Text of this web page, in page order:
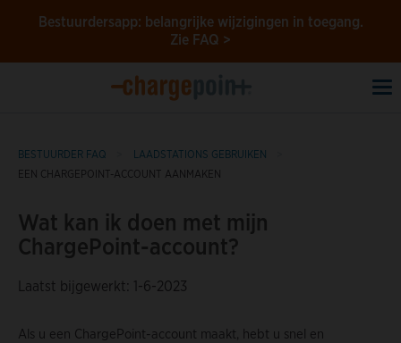
Bestuurdersapp: belangrijke wijzigingen in toegang.
Zie FAQ >
BESTUURDER FAQ
LAADSTATIONS GEBRUIKEN
EEN CHARGEPOINT-ACCOUNT AANMAKEN
Wat kan ik doen met mijn
ChargePoint-account?
Laatst bijgewerkt: 1-6-2023
Als u een ChargePoint-account maakt, hebt u snel en